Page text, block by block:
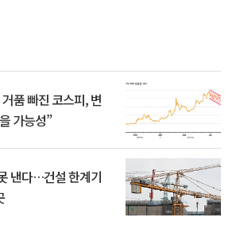
품 빠진 코스피, 변
가능성”
낸다…건설 한계기